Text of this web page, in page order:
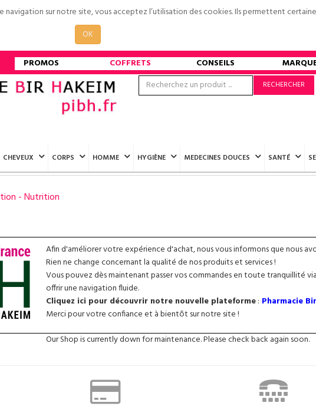
navigation sur notre site, vous acceptez l’utilisation des cookies. Ils permettent
OK
PROMOS COFFRETS CONSEILS
RECHERCHER
CHEVEUX CORPS HOMME HYGIÈNE MEDECINES DOUCES SANTÉ
- Nutrition
Afin d'améliorer votre expérience d'achat, nous vous informons que nous
Rien ne change concernant la qualité de nos produits et services !
Vous pouvez dès maintenant passer vos commandes en toute tranquillité
offrir une navigation fluide.
Cliquez ici pour découvrir notre nouvelle plateforme: Pharmacie
Merci pour votre confiance et à bientôt sur notre site !
Our Shop is currently down for maintenance. Please check back again soon.